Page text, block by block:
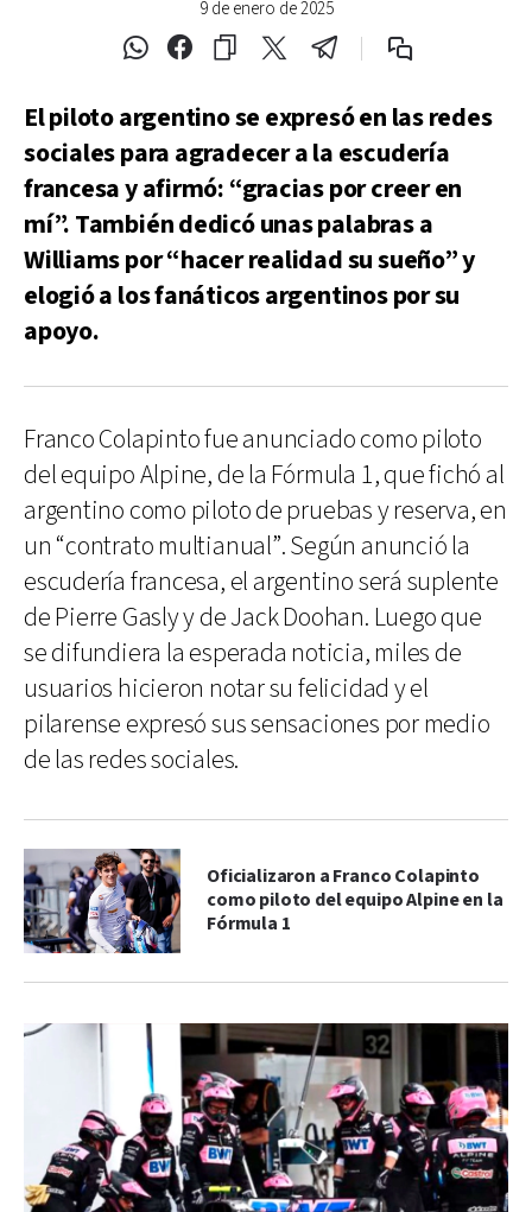
9 de enero de 2025
El piloto argentino se expresó en las redes
sociales para agradecer a la escudería
francesa y afirmó: “gracias por creer en
mí”. También dedicó unas palabras a
Williams por “hacer realidad su sueño” y
elogió a los fanáticos argentinos por su
apoyo.
Franco Colapinto fue anunciado como piloto
del equipo Alpine, de la Fórmula 1, que fichó al
argentino como piloto de pruebas y reserva, en
un “contrato multianual”. Según anunció la
escudería francesa, el argentino será suplente
de Pierre Gasly y de Jack Doohan. Luego que
se difundiera la esperada noticia, miles de
usuarios hicieron notar su felicidad y el
pilarense expresó sus sensaciones por medio
de las redes sociales.
Oficializaron a Franco Colapinto
como piloto del equipo Alpine en la
Fórmula 1